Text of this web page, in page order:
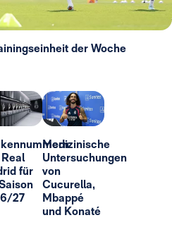
der Woche
für
27
Medizinische
Untersuchungen
von
Cucurella,
Mbappé
und Konaté